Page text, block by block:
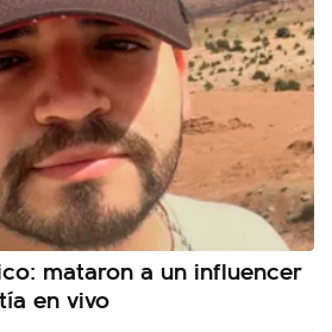
mataron a un influencer
en vivo